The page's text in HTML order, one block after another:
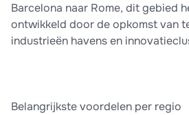
Barcelona naar Rome, dit gebied
ontwikkeld door de opkomst van
industrieën havens en
Belangrijkste voordelen per regio